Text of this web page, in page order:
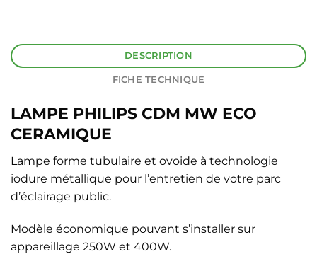
DESCRIPTION
FICHE TECHNIQUE
LAMPE PHILIPS CDM MW ECO
CERAMIQUE
Lampe forme tubulaire et ovoide à technologie
iodure métallique pour l’entretien de votre parc
d’éclairage public.
Modèle économique pouvant s’installer sur
appareillage 250W et 400W.